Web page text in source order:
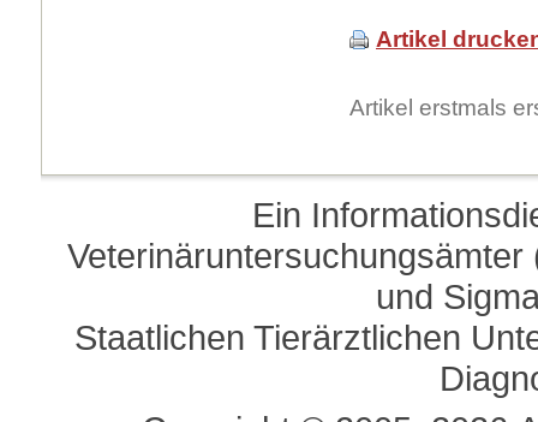
Artikel
Artikel erstmals
Ein
und
Staatlichen Tierärztlichen